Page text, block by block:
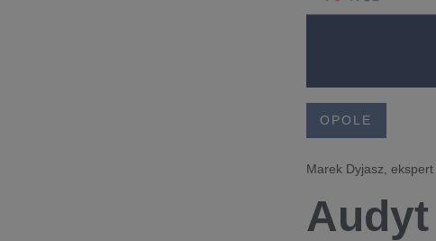
OPOLE
Marek Dyjasz,